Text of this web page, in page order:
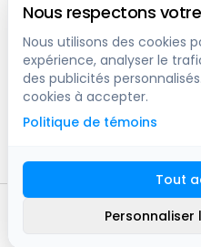
Vancouver
1200 W 73rd Ave #1415,
Calgary
444 5 Ave SW #400 Calgary, AB,
2016 -2026
Nous respectons
Nous utilisons des cookies
expérience, analyser le
des publicités
cookies à accepter.
Politique de témoins
Tout